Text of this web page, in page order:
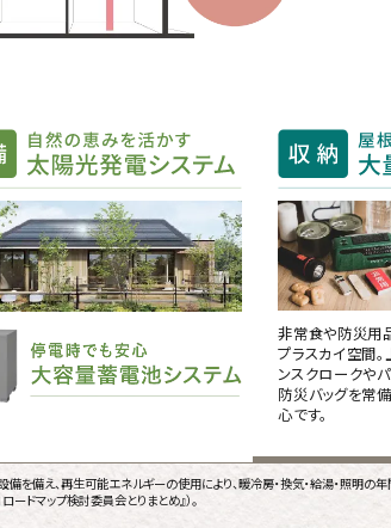
非常食や防災用
プラスカイ空間
ンスクロークや
防災バッグを常
心です。
備を備え、再生可能エネルギーの使用により、暖冷房・換気・給湯・照明
ドマップ検討委員会とりまとめ』）。